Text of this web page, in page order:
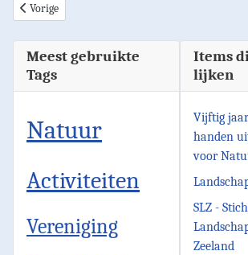
Vorig artikel: Waar een weg is, is een wilg
Vorige
Meest gebruikte
Tags
Natuur
Activiteiten
Vereniging
Items
lijken
Vijftig
handen
voor
SLZ -
Zeeland